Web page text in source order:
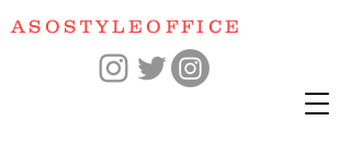
​ASOSTYLEOFFICE